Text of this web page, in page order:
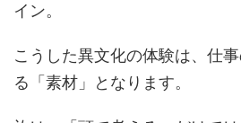
イン。
こうした異文化の体験は、仕
る「素材」となります。